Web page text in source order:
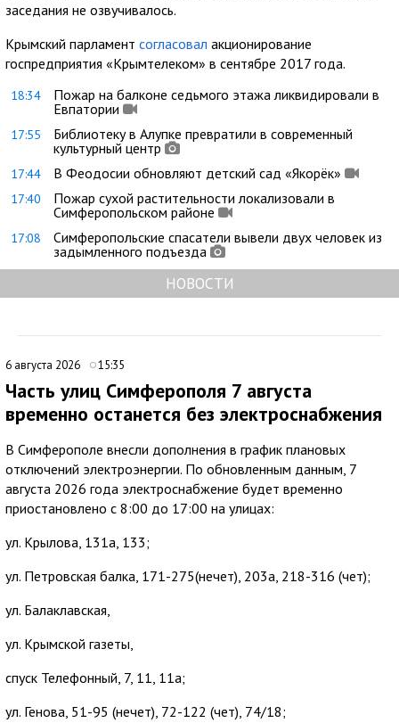
заседания не озвучивалось.
Крымский парламент согласовал акционирование
госпредприятия «Крымтелеком» в сентябре 2017 года.
18:34
Пожар на балконе седьмого этажа ликвидировали в
Евпатории
17:55
Библиотеку в Алупке превратили в современный
культурный центр
17:44 В Феодосии обновляют детский сад «Якорёк»
17:40
Пожар сухой растительности локализовали в
Симферопольском районе
17:08
Симферопольские спасатели вывели двух человек из
задымленного подъезда
НОВОСТИ
6 августа 2026 15:35
Часть улиц Симферополя 7 августа
временно останется без электроснабжения
В Симферополе внесли дополнения в график плановых
отключений электроэнергии. По обновленным данным, 7
августа 2026 года электроснабжение будет временно
приостановлено с 8:00 до 17:00 на улицах:
ул. Крылова, 131а, 133;
ул. Петровская балка, 171-275(нечет), 203а, 218-316 (чет);
ул. Балаклавская,
ул. Крымской газеты,
спуск Телефонный, 7, 11, 11а;
ул. Генова, 51-95 (нечет), 72-122 (чет), 74/18;